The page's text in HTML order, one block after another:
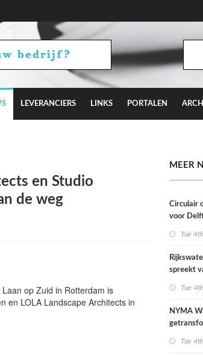
LEVERANCIERS LINKS PORTALEN
bij aan Hyde Park
en Studio
de weg
op Zuid in Rotterdam is
en LOLA Landscape Architects in
MEER
Circulair
voor
Tue
spreekt
door
Tue
NYMA
Tue